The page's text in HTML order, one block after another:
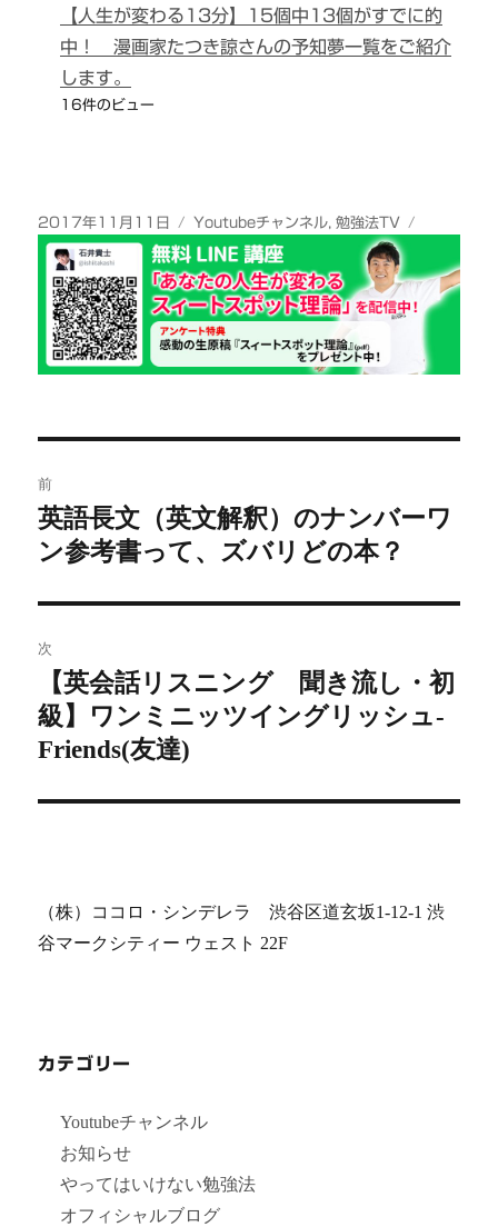
【人生が変わる13分】15個中13個がすでに的
中！ 漫画家たつき諒さんの予知夢一覧をご紹介
します。
16件のビュー
投
稿
2017年11月11日
カ
テ
ゴ
リ
ー
Youtubeチャンネル,勉強法TV
稿
ナ
ビ
ゲ
ー
シ
前
前
の
稿:
英語長文（英文解釈）のナンバーワ
ン参考書って、ズバリどの本？
次
の
投
【英会話リスニング 聞き流し・初
級】ワンミニッツイングリッシュ-
Friends(友達)
（株）ココロ・シンデレラ 渋谷区道玄坂1-12-1 渋
谷マークシティー ウェスト 22F
カテゴリー
Youtubeチャンネル
お知らせ
やってはいけない勉強法
オフィシャルブログ